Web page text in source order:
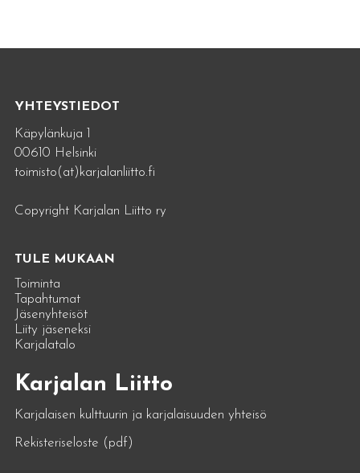
YHTEYSTIEDOT
Käpylänkuja 1
00610 Helsinki
toimisto(at)karjalanliitto.fi
Copyright Karjalan Liitto ry
TULE MUKAAN
Toiminta
Tapahtumat
Jäsenyhteisöt
Liity jäseneksi
Karjalatalo
Karjalan Liitto
Karjalaisen kulttuurin ja karjalaisuuden yhteisö
Rekisteriseloste (pdf)